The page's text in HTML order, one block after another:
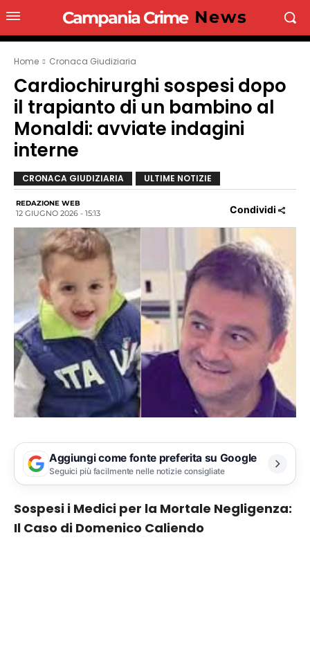
Campania Crime News
Home Cronaca Giudiziaria
Cardiochirurghi sospesi dopo
il trapianto di un bambino al
Monaldi: avviate indagini
interne
CRONACA GIUDIZIARIA ULTIME NOTIZIE
REDAZIONE WEB
12 GIUGNO 2026 - 15:13 Condividi
Aggiungi come fonte preferita su Google
Seguici più facilmente nelle notizie consigliate
Sospesi i Medici per la Mortale Negligenza:
Il Caso di Domenico Caliendo